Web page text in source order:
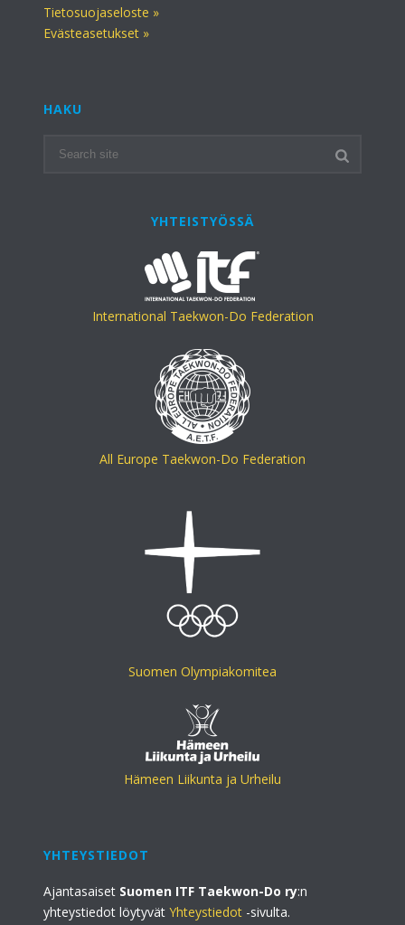
Tietosuojaseloste »
Evästeasetukset »
HAKU
YHTEISTYÖSSÄ
International Taekwon-Do Federation
All Europe Taekwon-Do Federation
Suomen Olympiakomitea
Hämeen Liikunta ja Urheilu
YHTEYSTIEDOT
Ajantasaiset Suomen ITF Taekwon-Do ry:n
yhteystiedot löytyvätYhteystiedot -sivulta.